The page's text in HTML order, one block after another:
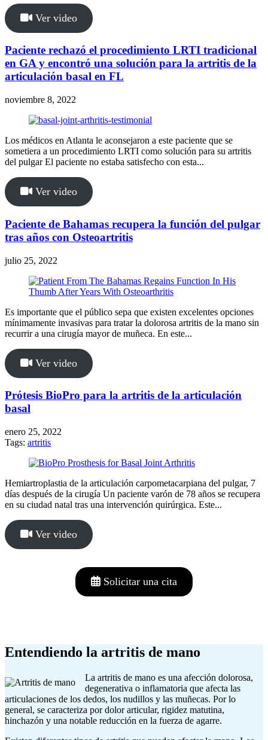
Ver video
Paciente rechazó el procedimiento LRTI tradicional
en GA y encontró una solución para la artritis de la
articulación basal en FL
noviembre 8, 2022
Los médicos en Atlanta le aconsejaron a este paciente que se
sometiera a un procedimiento LRTI como solución para su artritis
del pulgar El paciente no estaba satisfecho con esta...
Ver video
Paciente de Bahamas recupera la función del pulgar
tras años con Osteoartritis
julio 25, 2022
Es importante que el público sepa que existen excelentes opciones
mínimamente invasivas para tratar la dolorosa artritis de la mano sin
recurrir a una cirugía mayor de muñeca. En este...
Ver video
Prótesis BioPro para la artritis de la articulación
basal
enero 25, 2022
Tags: artritis
Hemiartroplastia de la articulación carpometacarpiana del pulgar, 7
días después de la cirugía Un paciente varón de 78 años se recupera
en su ciudad natal tras una intervención quirúrgica. Este...
Ver video
Solicitar una cita
Entendiendo la artritis de mano
La artritis de mano es una afección dolorosa,
degenerativa o inflamatoria que afecta las
articulaciones de los dedos, los nudillos y las muñecas. Por lo
general, se caracteriza por dolor articular, rigidez matutina,
hinchazón y una notable reducción en la fuerza de agarre.